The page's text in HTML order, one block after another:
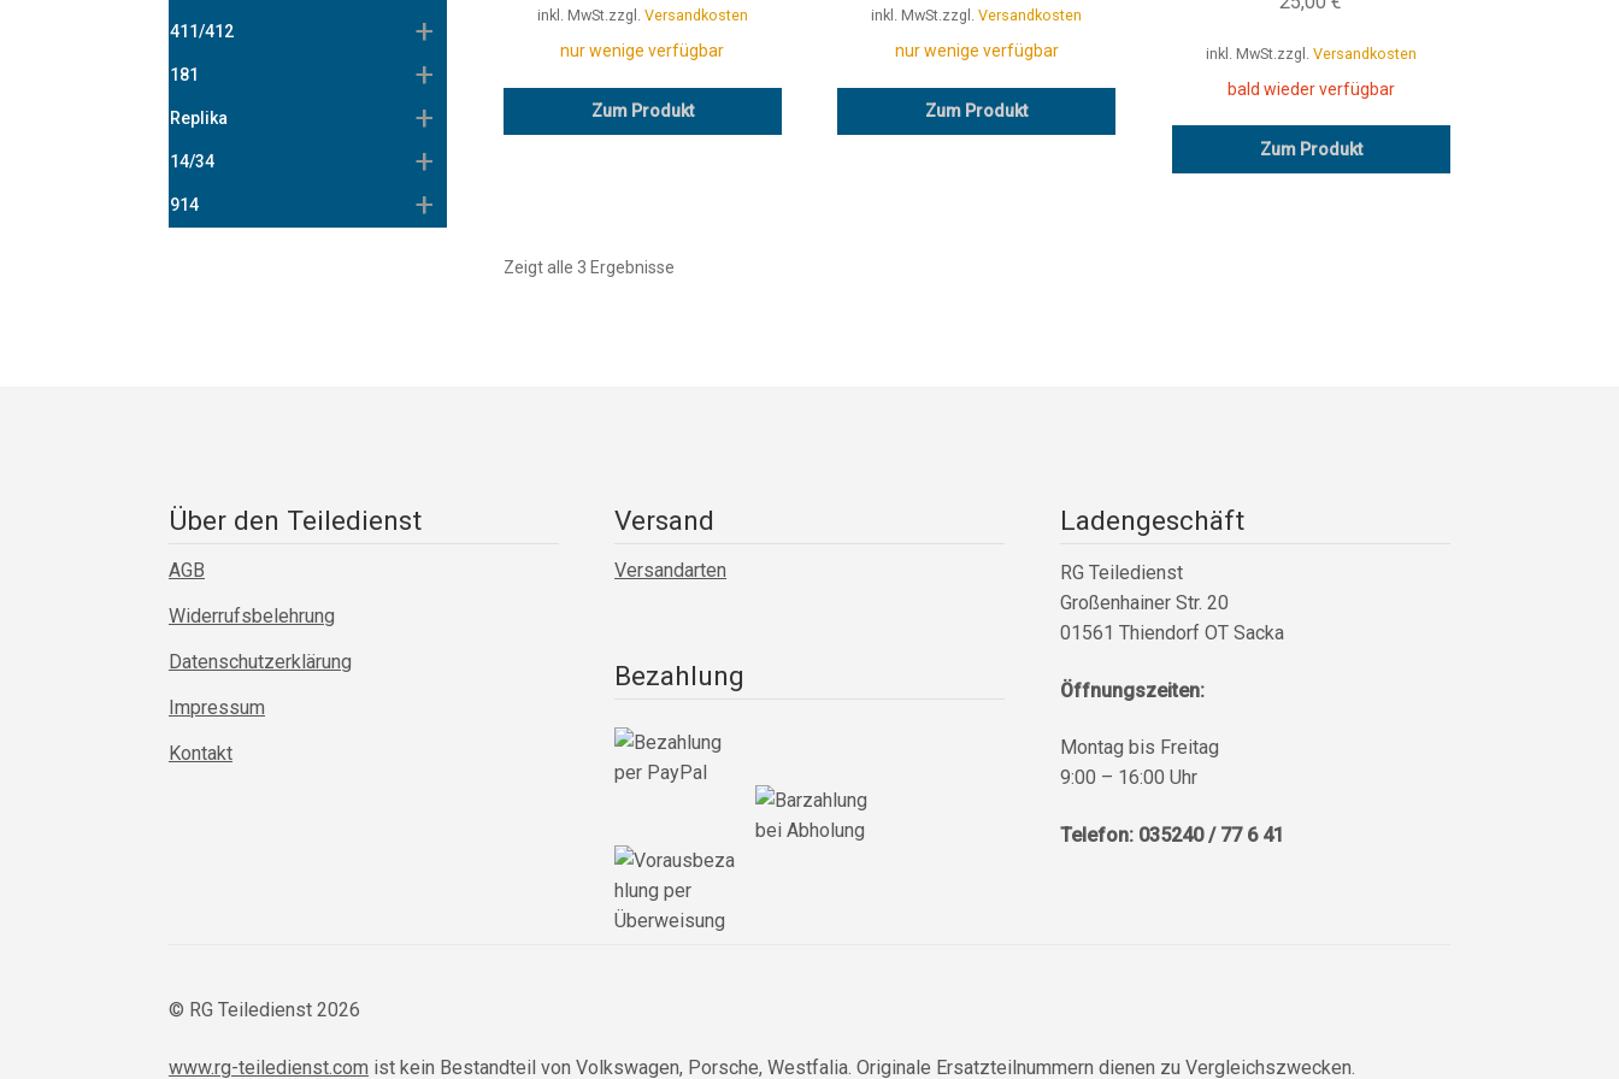
inkl. MwSt. zzgl. Versandkosten
nur wenige verfügbar
Zum Produkt
inkl. MwSt. zzgl.Versandkosten
nur wenige verfügbar
Zum Produkt
inkl. MwSt. zzgl. Versandkosten
bald wieder verfügbar
Zum Produkt
Zeigt alle 3 Ergebnisse
411/412
181
Replika
14/34
914
Über den Teiledienst
AGB
Widerrufsbelehrung
Datenschutzerklärung
Impressum
Kontakt
Versand
Versandarten
Bezahlung
Ladengeschäft
RG Teiledienst
Großenhainer Str. 20
01561 Thiendorf OT Sacka
Öffnungszeiten:
Montag bis Freitag
9:00 – 16:00 Uhr
Telefon: 035240 / 77 6 41
© RG Teiledienst 2026
www.rg-teiledienst.com ist kein Bestandteil von Volkswagen, Porsche, Westfalia. Originale Ersatzteilnummern dienen zu Vergleichszwecken.